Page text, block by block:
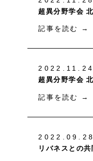
記事を読む →
2022.11.24
記事を読む →
2022.09.28